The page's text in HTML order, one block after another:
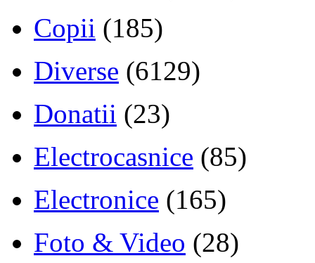
Copii (185)
Diverse (6129)
Donatii (23)
Electrocasnice (85)
Electronice (165)
Foto & Video (28)